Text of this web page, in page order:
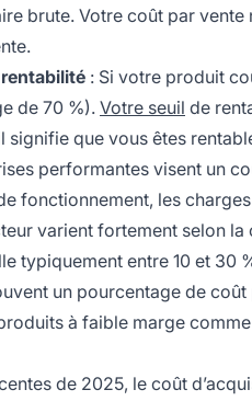
brute. Votre coût par
rentabilité : Si votre produit
de 70 %). Votre seuil de
signifie que vous êtes
performantes visent un
fonctionnement, les
varient fortement selon
typiquement entre 10 et
un pourcentage de
à faible marge
de 2025, le coût